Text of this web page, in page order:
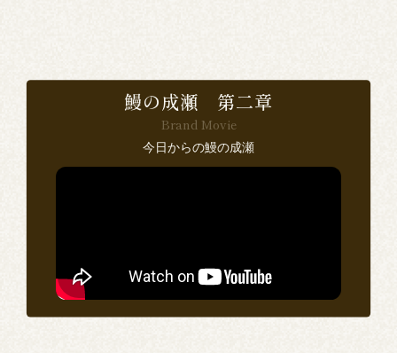
鰻の成瀬 第二章
Brand Movie
今日からの鰻の成瀬